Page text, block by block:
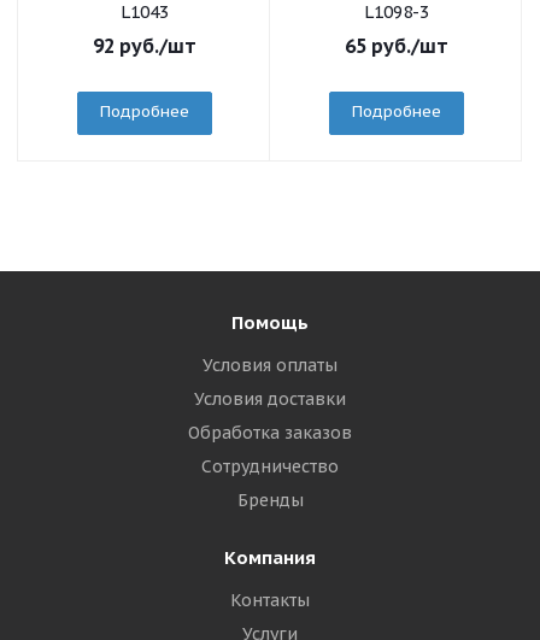
L1043
92 руб./шт
Подробнее
L1098-3
65руб./шт
Подробнее
Помощь
Условия оплаты
Условия доставки
Обработка заказов
Сотрудничество
Бренды
Компания
Контакты
Услуги